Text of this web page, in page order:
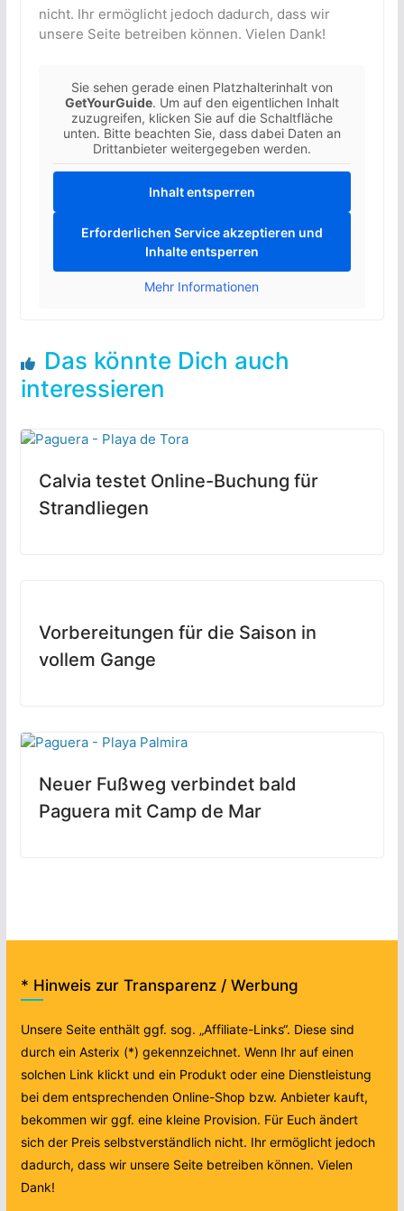
nicht. Ihr ermöglicht jedoch dadurch, dass wir
unsere Seite betreiben können. Vielen Dank!
Sie sehen gerade einen Platzhalterinhalt von
GetYourGuide. Um auf den eigentlichen Inhalt
zuzugreifen, klicken Sie auf die Schaltfläche
unten. Bitte beachten Sie, dass dabei Daten an
Drittanbieter weitergegeben werden.
Inhalt entsperren
Erforderlichen Service akzeptieren und
Inhalte entsperren
Mehr Informationen
Das könnte Dich auch
interessieren
Calvia testet Online-Buchung für
Strandliegen
Vorbereitungen für die Saison in
vollem Gange
Neuer Fußweg verbindet bald
Paguera mit Camp de Mar
* Hinweis zur Transparenz / Werbung
Unsere Seite enthält ggf. sog. „Affiliate-Links“. Diese sind
durch ein Asterix (*) gekennzeichnet. Wenn Ihr auf einen
solchen Link klickt und ein Produkt oder eine Dienstleistung
bei dem entsprechenden Online-Shop bzw. Anbieter kauft,
bekommen wir ggf. eine kleine Provision. Für Euch ändert
sich der Preis selbstverständlich nicht. Ihr ermöglicht jedoch
dadurch, dass wir unsere Seite betreiben können. Vielen
Dank!